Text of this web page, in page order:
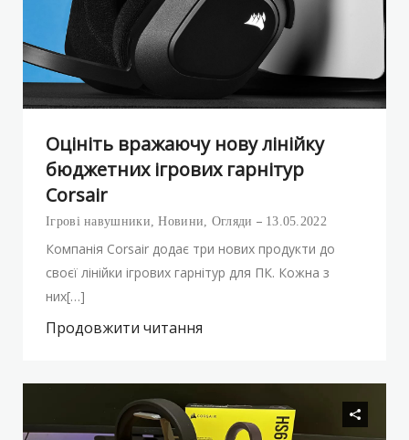
Оцініть вражаючу нову лінійку
бюджетних ігрових гарнітур
Corsair
Ігрові навушники,Новини, Огляди 13.05.2022
Компанія Corsair додає три нових продукти до
своєї лінійки ігрових гарнітур для ПК. Кожна з
них[…]
Продовжити читання